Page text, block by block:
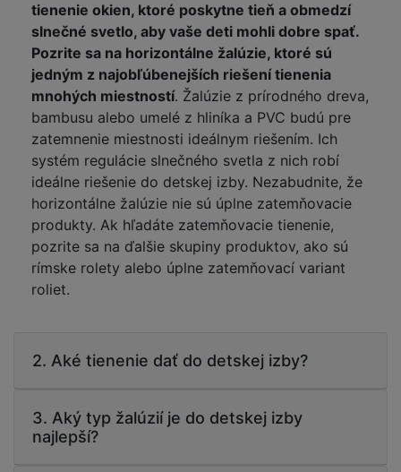
tienenie okien, ktoré poskytne tieň a obmedzí
slnečné svetlo, aby vaše deti mohli dobre spať.
Pozrite sa na horizontálne žalúzie, ktoré sú
jedným z najobľúbenejších riešení tienenia
mnohých miestností. Žalúzie z prírodného dreva,
bambusu alebo umelé z hliníka a PVC budú pre
zatemnenie miestnosti ideálnym riešením. Ich
systém regulácie slnečného svetla z nich robí
ideálne riešenie do detskej izby. Nezabudnite, že
horizontálne žalúzie nie sú úplne zatemňovacie
produkty. Ak hľadáte zatemňovacie tienenie,
pozrite sa na ďalšie skupiny produktov, ako sú
rímske rolety alebo úplne zatemňovací variant
roliet.
2. Aké tienenie dať do detskej izby?
3. Aký typ žalúzií je do detskej izby
najlepší?